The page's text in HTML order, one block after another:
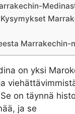
Marrakechin-
on yksi
on täynnä
ja se